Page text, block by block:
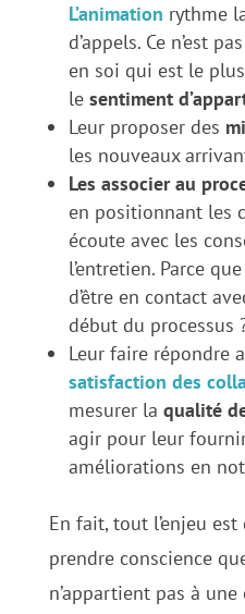
L’animation rythme
d’appels. Ce n’est
en soi qui est le
le sentiment
Leur proposer des
les nouveaux
Les associer au
en positionnant les
écoute avec les
l’entretien. Parce
d’être en contact
début du processus
Leur faire répondre
satisfaction des
mesurer la qualité
agir pour leur
améliorations en
En fait, tout l’enjeu
prendre conscience
n’appartient pas à